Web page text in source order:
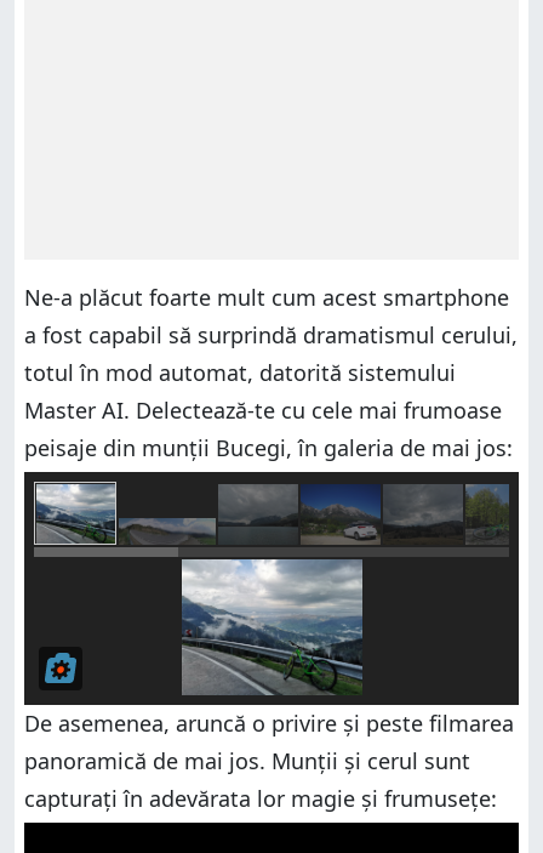
Ne-a plăcut foarte mult cum acest smartphone
a fost capabil să surprindă dramatismul cerului,
totul în mod automat, datorită sistemului
Master AI. Delectează-te cu cele mai frumoase
peisaje din munții Bucegi, în galeria de mai jos:
De asemenea, aruncă o privire și peste filmarea
panoramică de mai jos. Munții și cerul sunt
capturați în adevărata lor magie și frumusețe: